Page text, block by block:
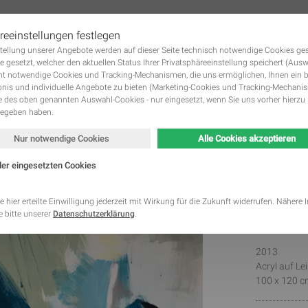
Navigation
überspringen
GALERIE DIE KÜNSTLER KUNST MIETEN UND KUNST
Fahar
2013
Acryl auf
100 x 120
festlegen
unserer Angebote werden auf dieser Seite technisch notwendige Cookies
gesetzt, welcher den aktuellen Status Ihrer Privatsphäreeinstellung speichert
notwendige Cookies und Tracking-Mechanismen, die uns ermöglichen, Ihnen ein
und individuelle Angebote zu bieten (Marketing-Cookies und Tracking-
des oben genannten Auswahl-Cookies - nur eingesetzt, wenn Sie uns vorher hierzu
haben.
Nur notwendige Cookies Alle Cookies akzeptieren
eingesetzten Cookies
Notwendig
This cookie is native to PHP applications. The
store and identify a users' unique session ID for the
managing user session on the website. The cookie
This cookie is used by Google Analytics to
Statistik
This cookie is installed by Google Analytics. The
to calculate visitor, session, campaign data and
information anonymously and assign a randomly
hier erteilte Einwilligung jederzeit mit Wirkung für die Zukunft widerrufen. Nähere
bitte unserer Datenschutzerklärung.